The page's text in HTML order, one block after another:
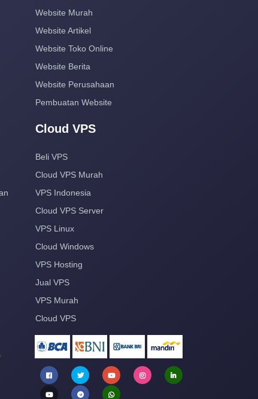
Website Murah
Website Artikel
Website Toko Online
Website Berita
Website Perusahaan
Pembuatan Website
Cloud VPS
Beli VPS
Cloud VPS Murah
VPS Indonesia
Cloud VPS Server
VPS Linux
Cloud Windows
VPS Hosting
Jual VPS
VPS Murah
Cloud VPS